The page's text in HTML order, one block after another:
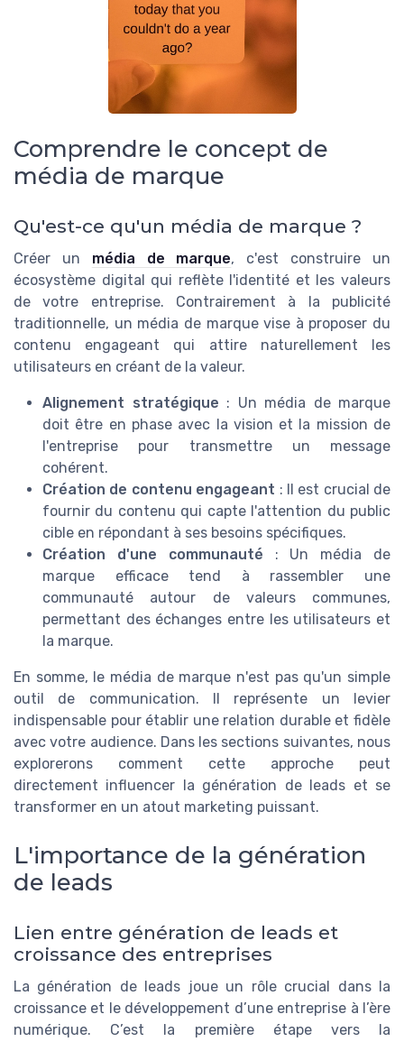
Comprendre le concept de
média de marque
Qu'est-ce qu'un média de marque ?
Créer un média de marque, c'est construire un
écosystème digital qui reflète l'identité et les valeurs
de votre entreprise. Contrairement à la publicité
traditionnelle, un média de marque vise à proposer du
contenu engageant qui attire naturellement les
utilisateurs en créant de la valeur.
Alignement stratégique : Un média de marque
doit être en phase avec la vision et la mission de
l'entreprise pour transmettre un message
cohérent.
Création de contenu engageant : Il est crucial de
fournir du contenu qui capte l'attention du public
cible en répondant à ses besoins spécifiques.
Création d'une communauté : Un média de
marque efficace tend à rassembler une
communauté autour de valeurs communes,
permettant des échanges entre les utilisateurs et
la marque.
En somme, le média de marque n'est pas qu'un simple
outil de communication. Il représente un levier
indispensable pour établir une relation durable et fidèle
avec votre audience. Dans les sections suivantes, nous
explorerons comment cette approche peut
directement influencer la génération de leads et se
transformer en un atout marketing puissant.
L'importance de la génération
de leads
Lien entre génération de leads et
croissance des entreprises
La génération de leads joue un rôle crucial dans la
croissance et le développement d’une entreprise à l’ère
numérique. C’est la première étape vers la